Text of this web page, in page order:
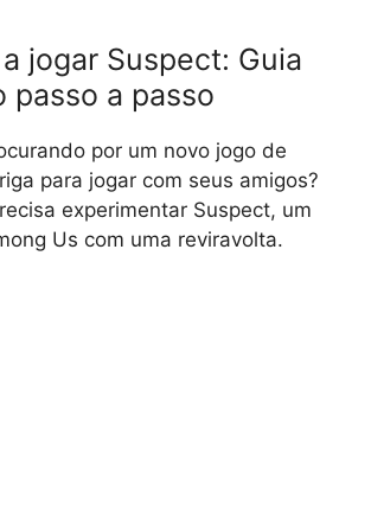
jogar Suspect: Guia
passo a passo
por um novo jogo de
para jogar com seus amigos?
experimentar Suspect, um
Us com uma reviravolta.